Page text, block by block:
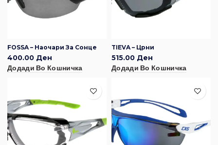
FOSSA – Наочари За Сонце
400.00 Ден
Додади Во Кошничка
TIEVA – Црни
515.00 Ден
Додади Во Кошничка